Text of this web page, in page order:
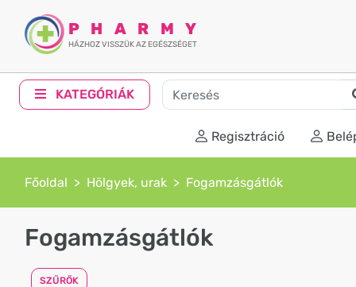
PHARMY
HÁZHOZ VISSZÜK AZ EGÉSZSÉGET
KATEGÓRIÁK
Regisztráció
Főoldal Hölgyek, urak Fogamzásgátlók
Fogamzásgátlók
SZŰRŐK